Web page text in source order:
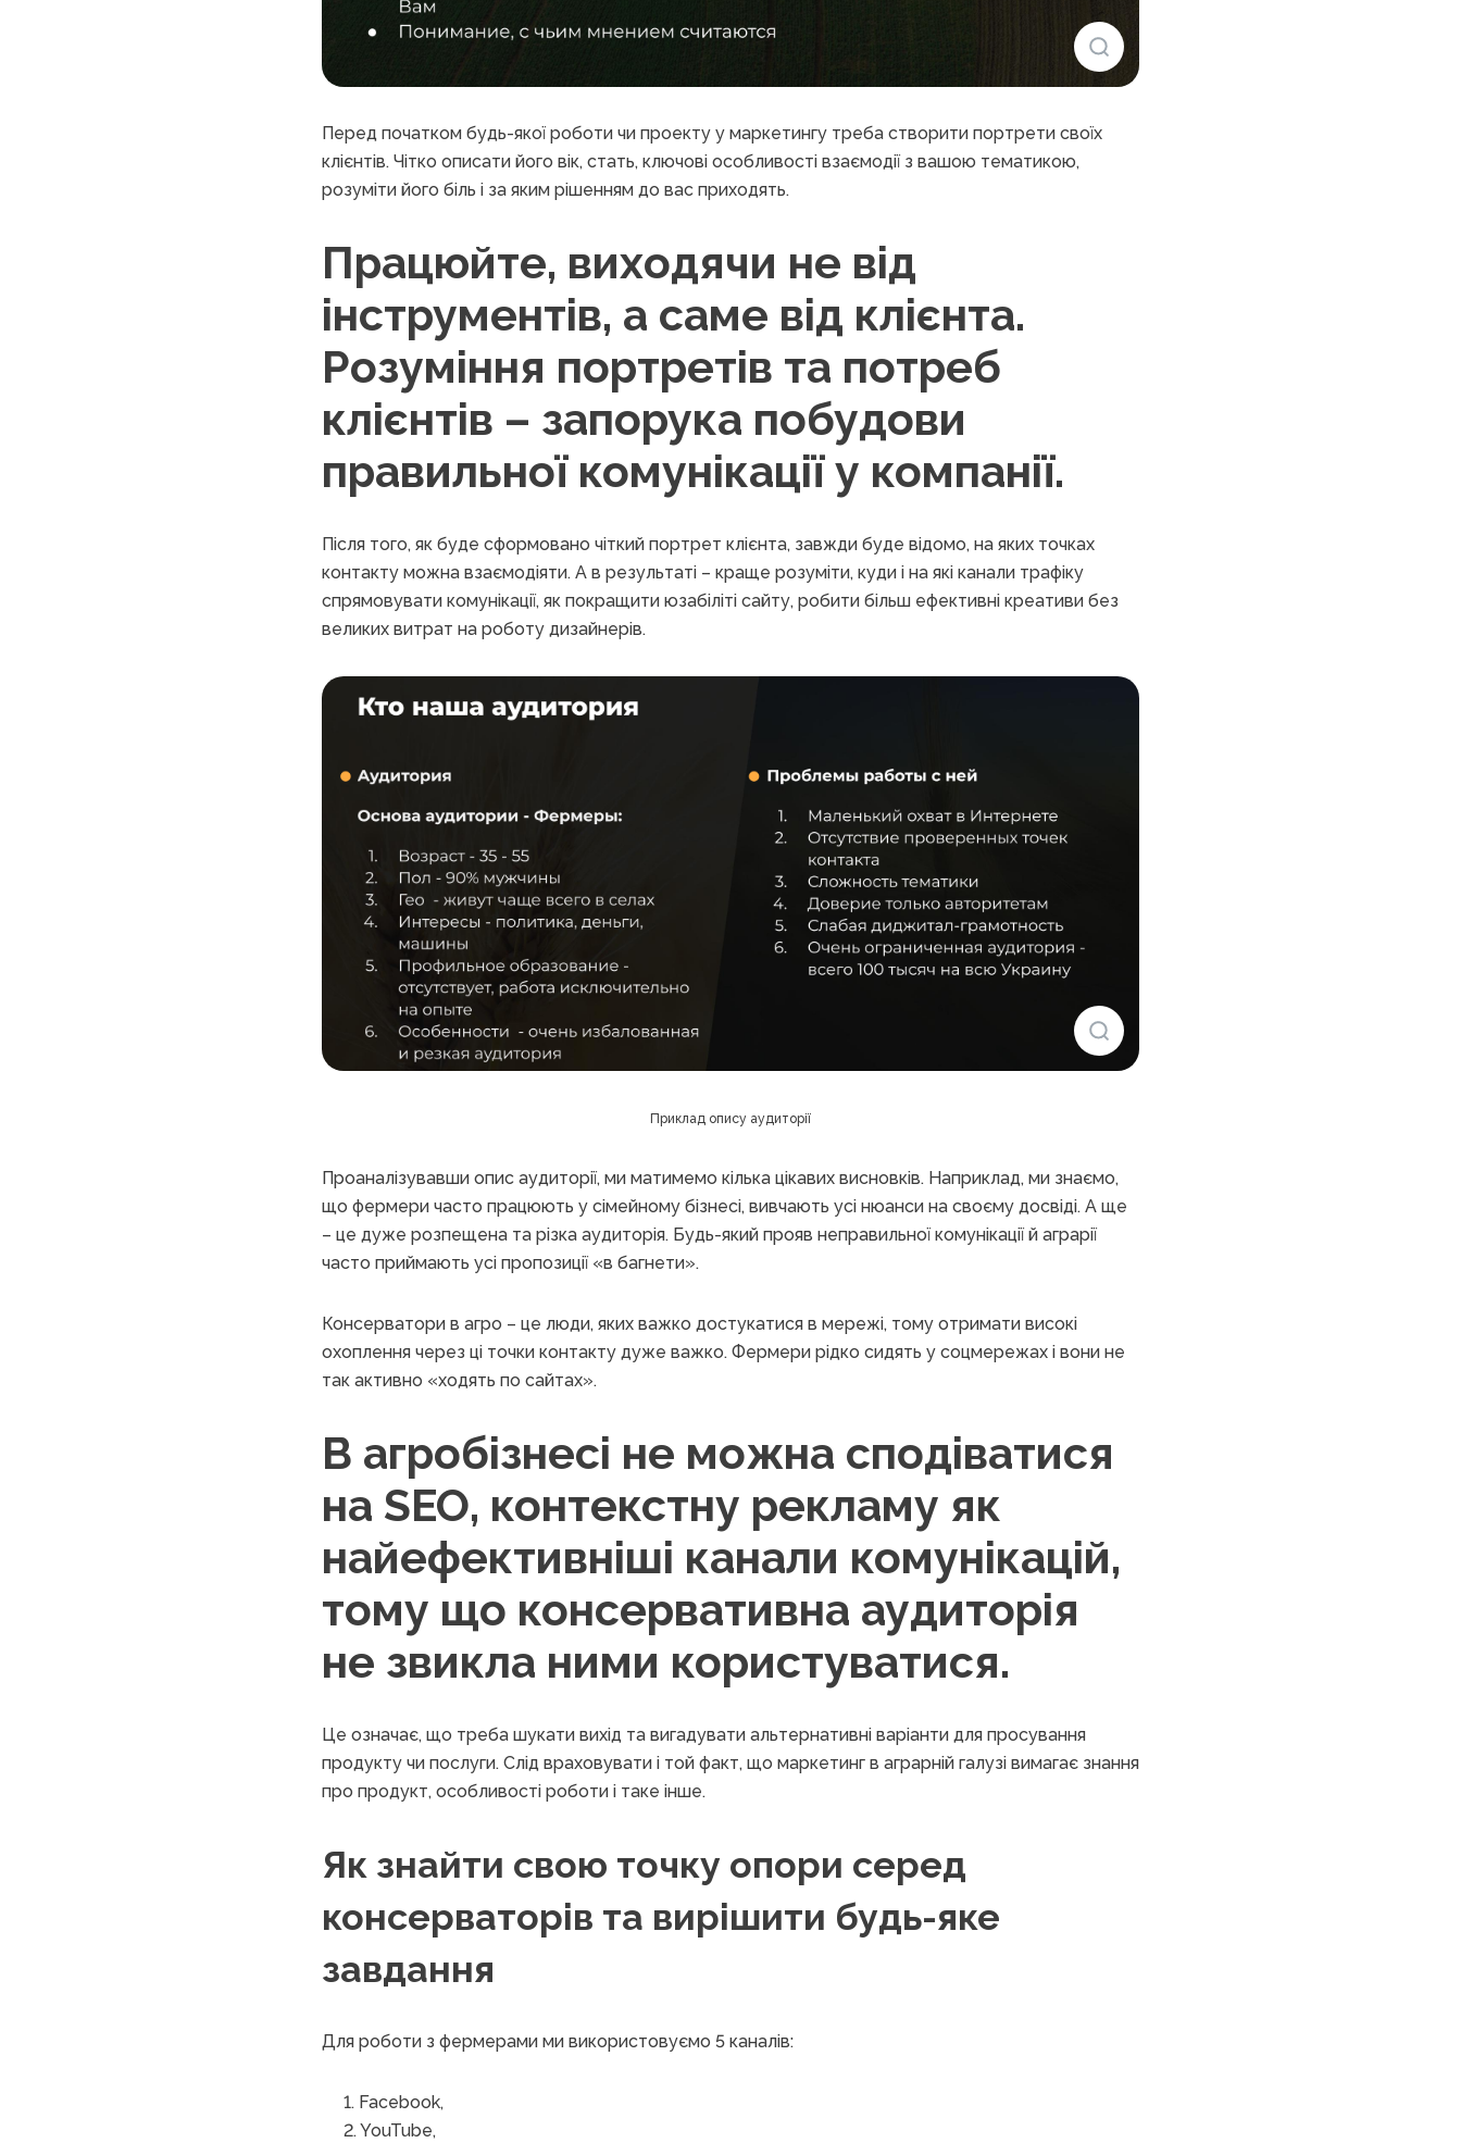
Перед початком будь-якої роботи чи проекту у маркетингу треба створити портрети своїх
клієнтів. Чітко описати його вік, стать, ключові особливості взаємодії з вашою тематикою,
розуміти його біль і за яким рішенням до вас приходять.
Працюйте, виходячи не від
інструментів, а саме від клієнта.
Розуміння портретів та потреб
клієнтів – запорука побудови
правильної комунікації у компанії.
Після того, як буде сформовано чіткий портрет клієнта, завжди буде відомо, на яких точках
контакту можна взаємодіяти. А в результаті – краще розуміти, куди і на які канали трафіку
спрямовувати комунікації, як покращити юзабіліті сайту, робити більш ефективні креативи без
великих витрат на роботу дизайнерів.
Приклад опису аудиторії
Проаналізувавши опис аудиторії, ми матимемо кілька цікавих висновків. Наприклад, ми знаємо,
що фермери часто працюють у сімейному бізнесі, вивчають усі нюанси на своєму досвіді. А ще
– це дуже розпещена та різка аудиторія. Будь-який прояв неправильної комунікації й аграрії
часто приймають усі пропозиції «в багнети».
Консерватори в агро – це люди, яких важко достукатися в мережі, тому отримати високі
охоплення через ці точки контакту дуже важко. Фермери рідко сидять у соцмережах і вони не
так активно «ходять по сайтах».
В агробізнесі не можна сподіватися
на SЕО, контекстну рекламу як
найефективніші канали комунікацій,
тому що консервативна аудиторія
не звикла ними користуватися.
Це означає, що треба шукати вихід та вигадувати альтернативні варіанти для просування
продукту чи послуги. Слід враховувати і той факт, що маркетинг в аграрній галузі вимагає знання
про продукт, особливості роботи і таке інше.
Як знайти свою точку опори серед
консерваторів та вирішити будь-яке
завдання
Для роботи з фермерами ми використовуємо 5 каналів:
Facebook,
YouTube,